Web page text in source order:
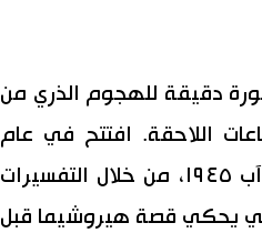
دقيقة للهجوم الذري من
اللاحقة. افتتح في عام
١٩٥٠. المبنى الرئيسي ينقل ما حدث يوم ٦ أغسطس/ آب ١٩٤٥، من خلال التفسيرات
يحكي قصة هيروشيما قبل